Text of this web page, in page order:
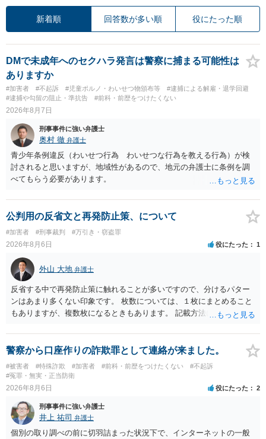
新着順 回答数が多い順 役にたった順
DMで未成年へのセクハラ発言は警察に捕まる可能性は
ありますか
#加害者 #不起訴 #児童ポルノ・わいせつ物頒布等
#逮捕による解雇・退学回避
#逮捕や勾留の阻止・準抗告
#前科・前歴をつけたくない
2026年8月7日
刑事事件に強い弁護士
奥村 徹 弁護士
青少年条例違反（わいせつ行為 わいせつな行為を教える行為）が検
討されると思いますが、地域性があるので、地元の弁護士に条例を調
べてもらう必要があります。
公判用の反省文と再発防止策、について
#加害者 #刑事裁判 #万引き・窃盗罪
2026年8月6日 役にたった 1
外山 大地 弁護士
反省する中で再発防止策に触れることが多いですので、分けるパター
ンはあまり多くない印象です。 枚数については、１枚にまとめること
もありますが、複数枚になるときもあります。 記載方法については、
います。 したがいまして、いずれも良いかと考えます。
警察から口座作りの詐欺罪として連絡が来ました。
#被害者 #特殊詐欺 #加害者 #前科・前歴をつけたくない
#不起訴
#冤罪・無実・正当防衛
2026年8月6日 役にたった 2
刑事事件に強い弁護士
井上 祐司 弁護士
個別の取り調べの前に切羽詰まった状況下で、インターネットの一般